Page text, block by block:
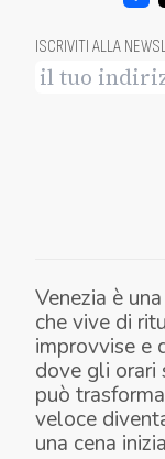
ISCRIVITI ALLA
Venezia è
che vive di
improvvise e
dove gli orari
può
veloce
una cena